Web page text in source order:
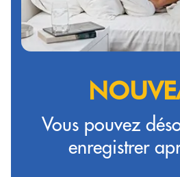
Vous pouvez
enregistrer